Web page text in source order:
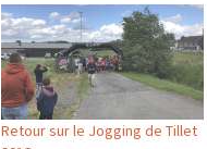
Retour sur le Jogging de Tillet